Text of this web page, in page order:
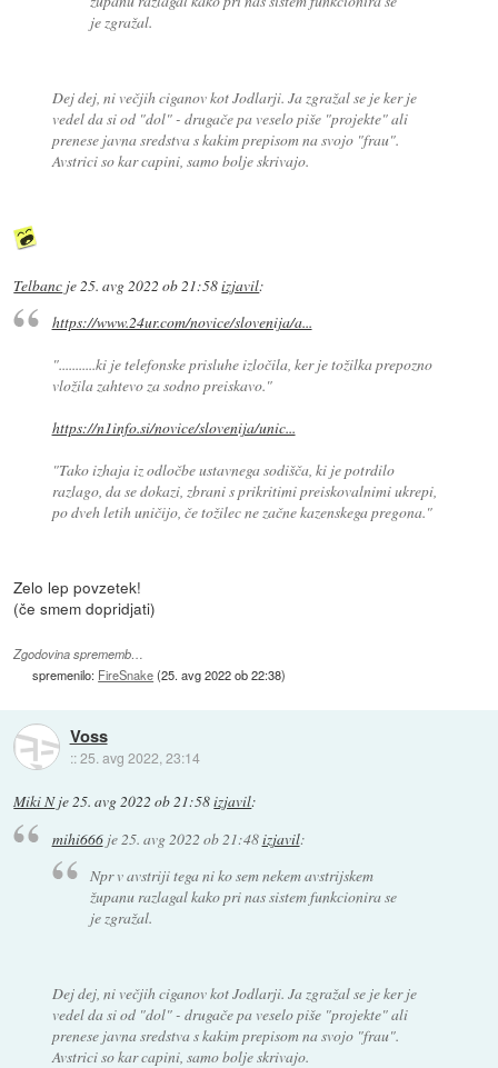
je zgražal.
Dej dej, ni večjih ciganov kot Jodlarji. Ja zgražal se je ker je
vedel da si od "dol" - drugače pa veselo piše "projekte" ali
prenese javna sredstva s kakim prepisom na svojo "frau".
Avstrici so kar capini, samo bolje skrivajo.
Telbanc je25. avg 2022 ob 21:58izjavil:
https://www.24ur.com/novice/slovenija/a...
"...........ki je telefonske prisluhe izločila, ker je tožilka prepozno
vložila zahtevo za sodno preiskavo."
https://n1info.si/novice/slovenija/unic...
"Tako izhaja iz odločbe ustavnega sodišča, ki je potrdilo
razlago, da se dokazi, zbrani s prikritimi preiskovalnimi ukrepi,
po dveh letih uničijo, če tožilec ne začne kazenskega pregona."
Zelo lep povzetek!
(če smem dopridjati)
Zgodovina sprememb…
spremenilo: FireSnake(25. avg 2022 ob 22:38)
Voss
::25. avg 2022, 23:14
Miki Nje25. avg 2022 ob 21:58izjavil:
mihi666je25. avg 2022 ob 21:48izjavil:
Npr v avstriji tega ni ko sem nekem avstrijskem
županu razlagal kako pri nas sistem funkcionira se
je zgražal.
Dej dej, ni večjih ciganov kot Jodlarji. Ja zgražal se je ker je
vedel da si od "dol" - drugače pa veselo piše "projekte" ali
prenese javna sredstva s kakim prepisom na svojo "frau".
Avstrici so kar capini, samo bolje skrivajo.